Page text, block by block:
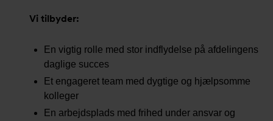
Vi tilbyder:
En vigtig rolle med stor indflydelse på afdelingens
daglige succes
Et engageret team med dygtige og hjælpsomme
kolleger
En arbejdsplads med frihed under ansvar og